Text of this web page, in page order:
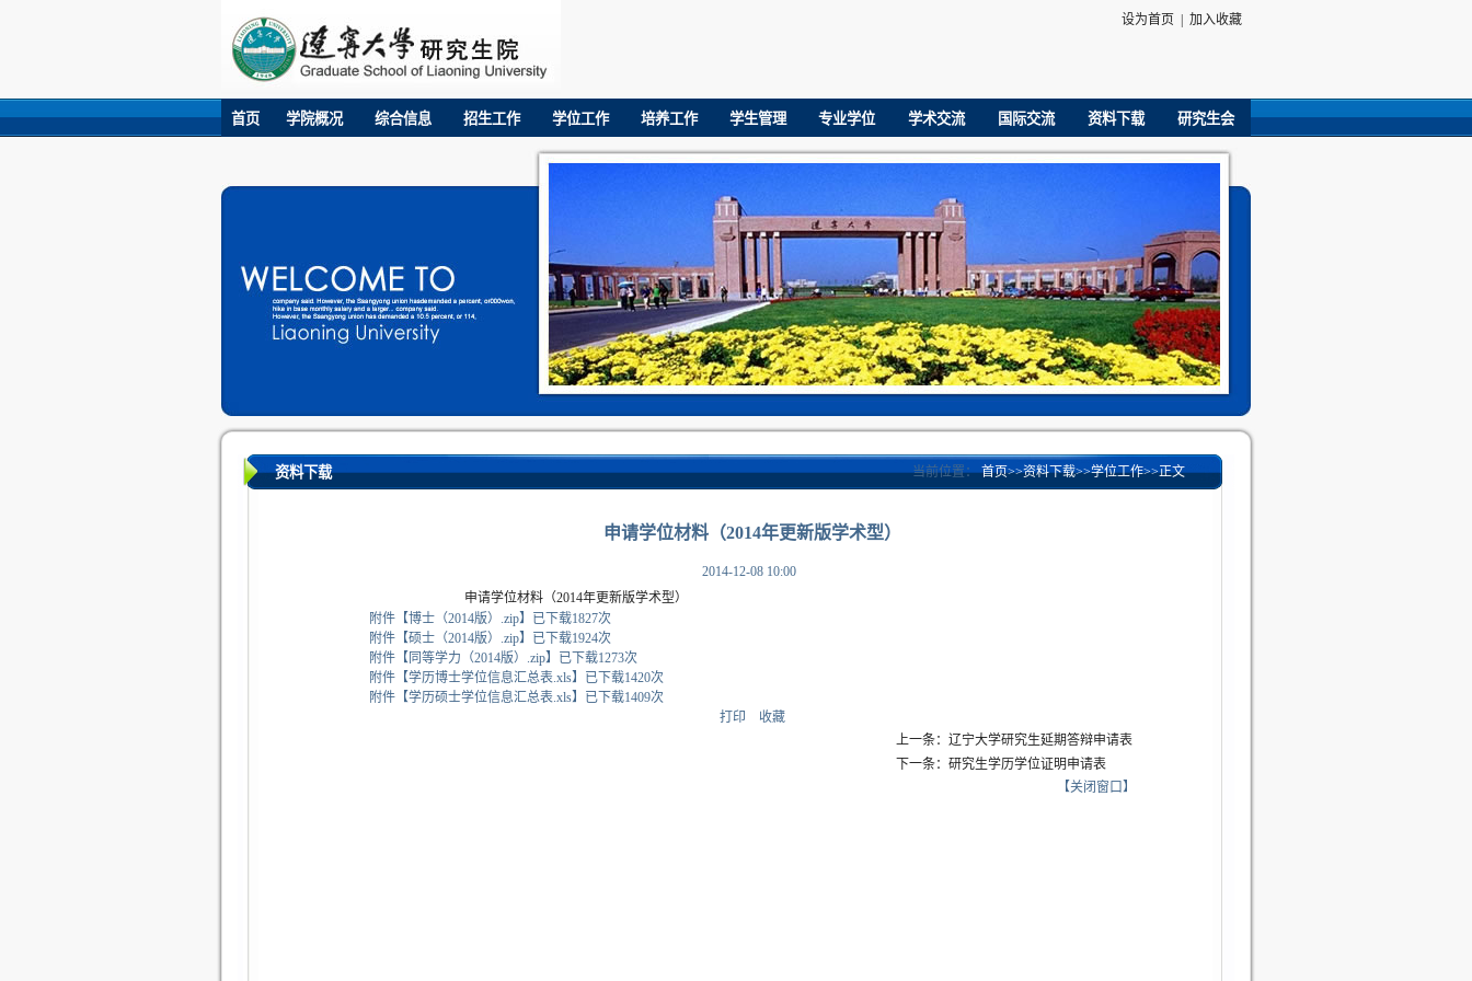
设为首页 加入收藏
首页 学院概况 综合信息 招生工作 学位工作 培养工作 学生管理 专业学位 学术交流 国际交流 资料下载 研究生会
资料下载 当前位置：首页>>资料下载>>学位工作>>正文
申请学位材料（2014年更新版学术型）
2014-12-08 10:00
申请学位材料（2014年更新版学术型）
附件【博士（2014版）.zip】 已下载1827次
附件【硕士（2014版）.zip】 已下载1924次
附件【 同等学力（2014版）.zip】 已下载1273次
附件【学历博士学位信息汇总表.xls】 已下载1420次
附件【学历硕士学位信息汇总表.xls】 已下载1409次
打印
收藏
上一条：辽宁大学研究生延期答辩申请表
下一条：研究生学历学位证明申请表
【关闭窗口 】